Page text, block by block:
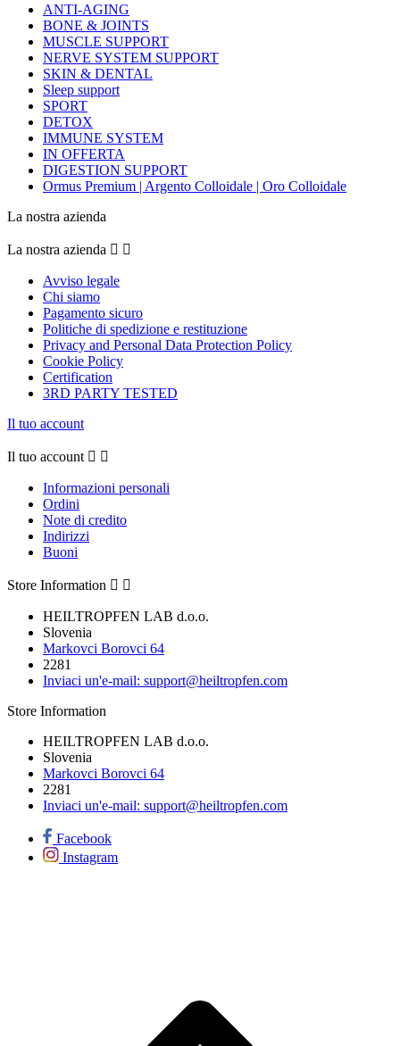
ANTI-AGING
BONE & JOINTS
MUSCLE SUPPORT
NERVE SYSTEM SUPPORT
SKIN & DENTAL
Sleep support
SPORT
DETOX
IMMUNE SYSTEM
IN OFFERTA
DIGESTION SUPPORT
Ormus Premium | Argento Colloidale | Oro Colloidale
La nostra azienda
La nostra azienda  
Avviso legale
Chi siamo
Pagamento sicuro
Politiche di spedizione e restituzione
Privacy and Personal Data Protection Policy
Cookie Policy
Certification
3RD PARTY TESTED
Il tuo account
Il tuo account  
Informazioni personali
Ordini
Note di credito
Indirizzi
Buoni
Store Information  
HEILTROPFEN LAB d.o.o.
Slovenia
Markovci Borovci 64
2281
Inviaci un'e-mail: support@heiltropfen.com
Store Information
HEILTROPFEN LAB d.o.o.
Slovenia
Markovci Borovci 64
2281
Inviaci un'e-mail: support@heiltropfen.com
Facebook
Instagram